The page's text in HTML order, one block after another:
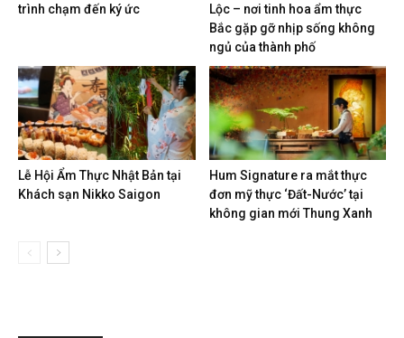
trình chạm đến ký ức
Lộc – nơi tinh hoa ẩm thực
Bắc gặp gỡ nhịp sống không
ngủ của thành phố
Lễ Hội Ẩm Thực Nhật Bản tại
Khách sạn Nikko Saigon
Hum Signature ra mắt thực
đơn mỹ thực ‘Đất-Nước’ tại
không gian mới Thung Xanh